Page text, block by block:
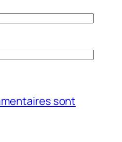
sont